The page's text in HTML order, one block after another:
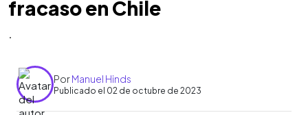
fracaso en Chile
.
PorManuel Hinds
Publicado el 02 de octubre de 2023